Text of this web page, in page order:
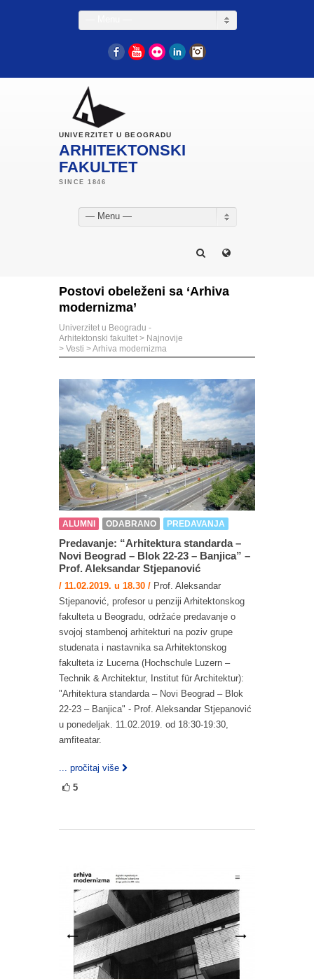
FacebookYouTube
Flickr LinkedIn
UNIVERZITET U BEOGRADU
ARHITEKTONSKI
FAKULTET
— Menu —
Postovi obeleženi sa ‘Arhiva
modernizma’
Univerzitet u Beogradu -
Arhitektonski fakultet > Najnovije
> Vesti >Arhiva modernizma
ALUMNI ODABRANO PREDAVANJA
Predavanje: “Arhitektura standarda –
Novi Beograd – Blok 22-23 – Banjica” –
Prof. Aleksandar Stjepanović
/ 11.02.2019. u 18.30 / Prof. Aleksandar
Stjepanović, profesor u penziji Arhitektonskog
fakulteta u Beogradu, održaće predavanje o
svojoj stambenoj arhitekturi na poziv grupe
studenata i nastavnika sa Arhitektonskog
fakulteta iz Lucerna (Hochschule Luzern –
Technik & Architektur, Institut für Architektur):
"Arhitektura standarda – Novi Beograd – Blok
22-23 – Banjica" - Prof. Aleksandar Stjepanović
u ponedeljak. 11.02.2019. od 18:30-19:30,
amfiteatar.
... pročitaj više
5